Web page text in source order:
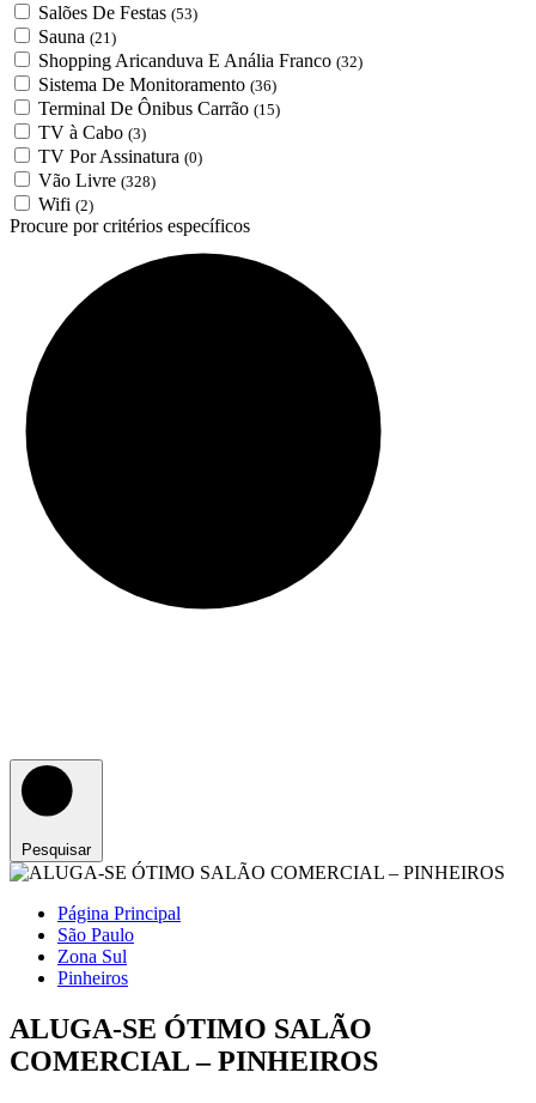
Salões De Festas (53)
Sauna (21)
Shopping Aricanduva E Anália Franco (32)
Sistema De Monitoramento (36)
Terminal De Ônibus Carrão (15)
TV à Cabo (3)
TV Por Assinatura (0)
Vão Livre (328)
Wifi (2)
Procure por critérios específicos
Pesquisar
Página Principal
São Paulo
Zona Sul
Pinheiros
ALUGA-SE ÓTIMO SALÃO
COMERCIAL – PINHEIROS